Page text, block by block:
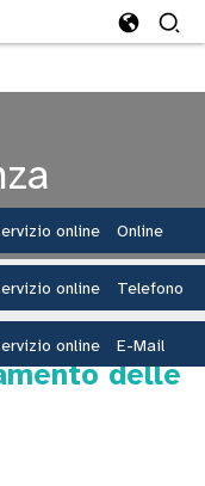
Online
Telefono
E-Mail
sbrigliamento delle
delle